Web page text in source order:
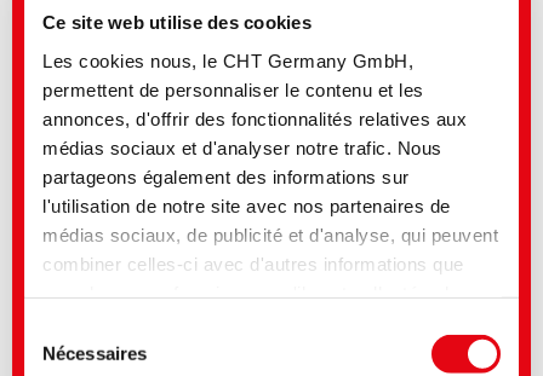
Ce site web utilise des cookies
Les cookies nous, le CHT Germany GmbH,
permettent de personnaliser le contenu et les
annonces, d'offrir des fonctionnalités relatives aux
médias sociaux et d'analyser notre trafic. Nous
partageons également des informations sur
l'utilisation de notre site avec nos partenaires de
médias sociaux, de publicité et d'analyse, qui peuvent
combiner celles-ci avec d'autres informations que
à nos cookies si vous continuez à utiliser notre site
Nécessaires
Bien-être pour chaque textile
Produits | 18.11.2016
TUBIJET P | Préparation d'impression